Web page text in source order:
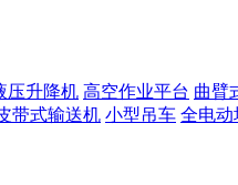
压升降机 高空作业平台 曲臂
带式输送机 小型吊车 全电动